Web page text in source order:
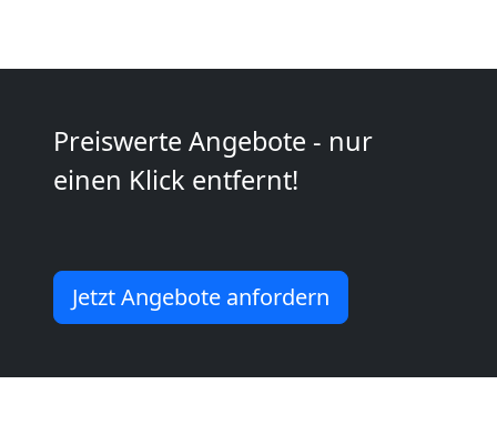
Preiswerte Angebote - nur
einen Klick entfernt!
Jetzt Angebote anfordern
Leonding
Mann